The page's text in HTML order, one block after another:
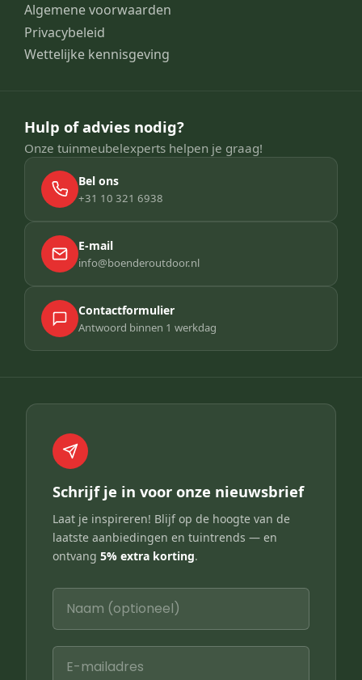
Algemene voorwaarden
Privacybeleid
Wettelijke kennisgeving
Hulp of advies nodig?
Onze tuinmeubelexperts helpen je graag!
Bel ons
+31 10 321 6938
E-mail
info@boenderoutdoor.nl
Contactformulier
Antwoord binnen 1 werkdag
Schrijf je in voor onze nieuwsbrief
Laat je inspireren! Blijf op de hoogte van de
laatste aanbiedingen en tuintrends — en
ontvang 5% extra korting.